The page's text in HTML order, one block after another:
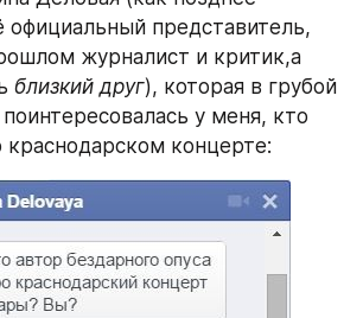
официальный представитель,
журналист и критик,а
близкий друг), которая в грубой
у меня, кто
краснодарском концерте: